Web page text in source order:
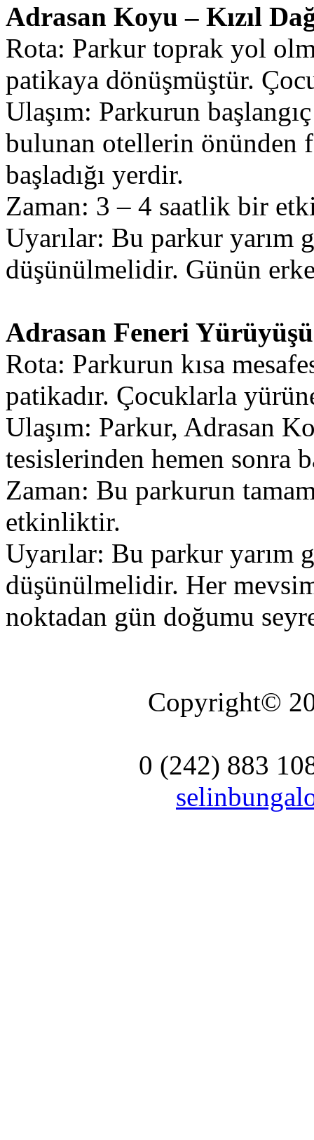
Adrasan Koyu – Kızıl
Rota: Parkur toprak yol
patikaya dönüşmüştür.
Ulaşım: Parkurun
bulunan otellerin önünden
başladığı yerdir.
Zaman: 3 – 4 saatlik bir
Uyarılar: Bu parkur yarım
düşünülmelidir. Günün
Adrasan Feneri Yürüyüşü
Rota: Parkurun kısa
patikadır. Çocuklarla
Ulaşım: Parkur, Adrasan
tesislerinden hemen sonra
Zaman: Bu parkurun
etkinliktir.
Uyarılar: Bu parkur yarım
düşünülmelidir. Her
noktadan gün doğumu
Copyright©
0 (242) 883